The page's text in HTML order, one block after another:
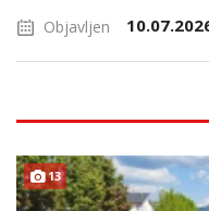
Objavljen
13